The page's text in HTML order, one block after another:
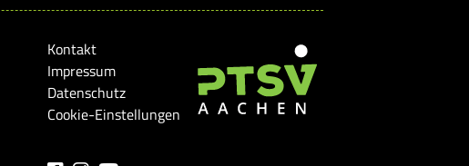
Kontakt
Impressum
Datenschutz
Cookie-Einstellungen